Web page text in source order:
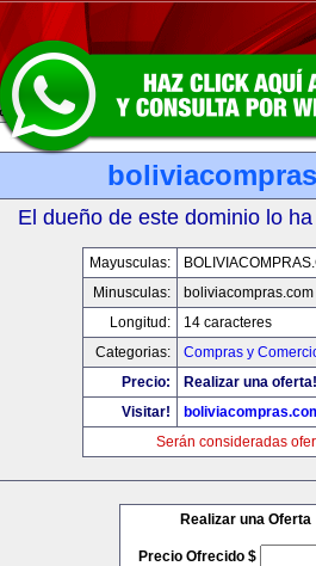
El dueño de este dominio lo
Mayusculas:
Minusculas:
boliviacompras.com
Longitud:
14 caracteres
Categorias:
Compras y
Precio:
Realizar una oferta!
Visitar!
Serán consideradas
Realizar una Oferta
Precio Ofrecido $